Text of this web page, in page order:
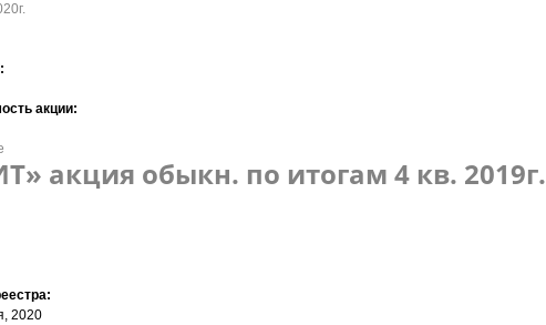
акции:
акция обыкн. по итогам 4 кв. 2019г.
2020